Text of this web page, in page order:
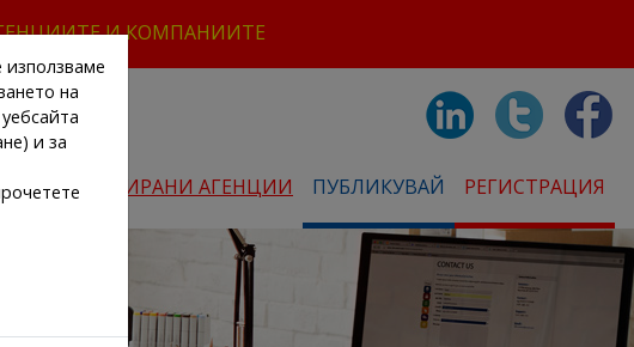
И КОМПАНИИТЕ
РЕГИСТРИРАНИ АГЕНЦИИ ПУБЛИКУВАЙ РЕГИСТРАЦИЯ
използваме
на
и за